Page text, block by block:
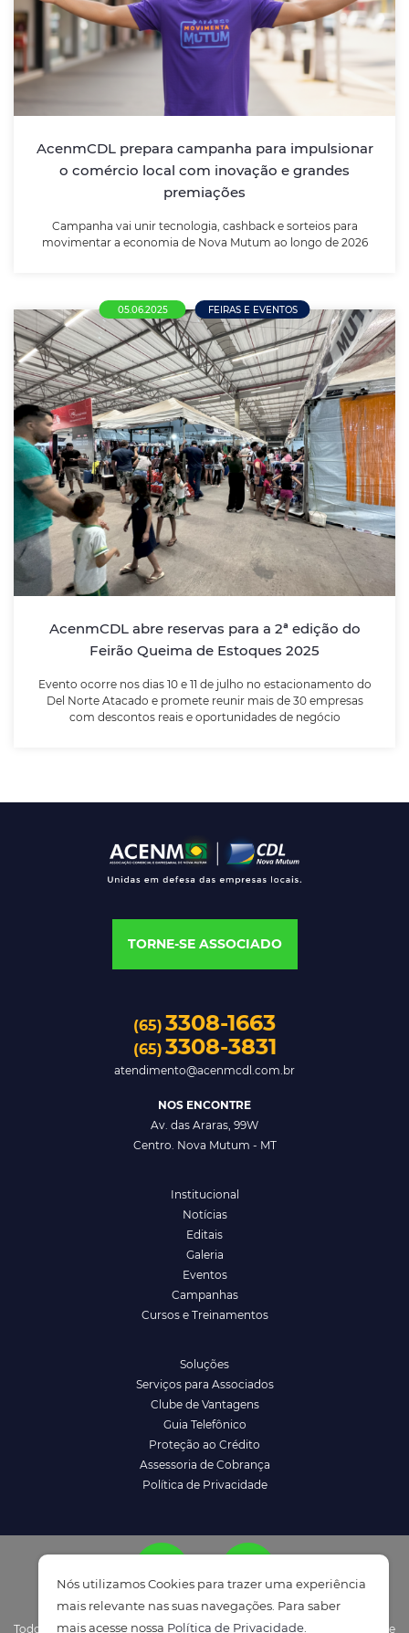
Nós utilizamos Cookies para trazer uma experiência
mais relevante nas suas navegações. Para saber
mais acesse nossa Política de Privacidade.
AcenmCDL prepara campanha para impulsionar
o comércio local com inovação e grandes
premiações
Campanha vai unir tecnologia, cashback e sorteios para
movimentar a economia de Nova Mutum ao longo de 2026
impulsionar o comércio local com
inovação e grandes premiações
Campanha vai unir tecnologia, cashback e sorteios
para movimentar a economia de Nova Mutum ao
LEIA MAIS
05.06.2025 FEIRAS E EVENTOS
AcenmCDL abre reservas para a 2ª edição do
Feirão Queima de Estoques 2025
Evento ocorre nos dias 10 e 11 de julho no estacionamento do
Del Norte Atacado e promete reunir mais de 30 empresas
com descontos reais e oportunidades de negócio
AcenmCDL abre reservas para a 2ª edição
do Feirão Queima de Estoques 2025
Evento ocorre nos dias 10 e 11 de julho no
estacionamento do Del Norte Atacado e promete
reunir mais de 30 empresas com descontos reais e
oportunidades de negócio
LEIA MAIS
TORNE-SE ASSOCIADO
(65) 3308-1663
(65) 3308-3831
atendimento@acenmcdl.com.br
NOS ENCONTRE
Av. das Araras, 99W
Centro. Nova Mutum - MT
Institucional
Notícias
Editais
Galeria
Eventos
Campanhas
Cursos e Treinamentos
Soluções
Serviços para Associados
Clube de Vantagens
Guia Telefônico
Proteção ao Crédito
Assessoria de Cobrança
Política de Privacidade
Todos os direitos reservados à ACENM/CDL - Política de Privacidade e